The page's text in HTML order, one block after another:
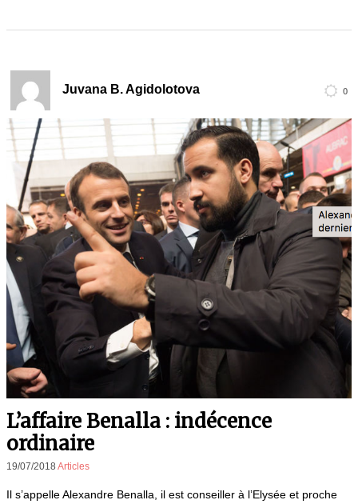
Juvana B. Agidolotova 0
L’affaire Benalla : indécence
ordinaire
19/07/2018 Articles
Il s’appelle Alexandre Benalla, il est conseiller à l’Elysée et proche